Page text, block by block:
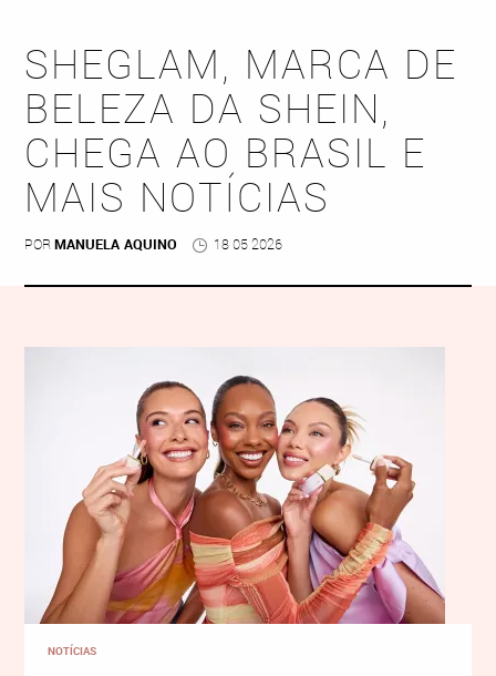
SHEGLAM, MARCA DE
BELEZA DA SHEIN,
CHEGA AO BRASIL E
MAIS NOTÍCIAS
PORMANUELA AQUINO 18 05 2026
NOTÍCIAS